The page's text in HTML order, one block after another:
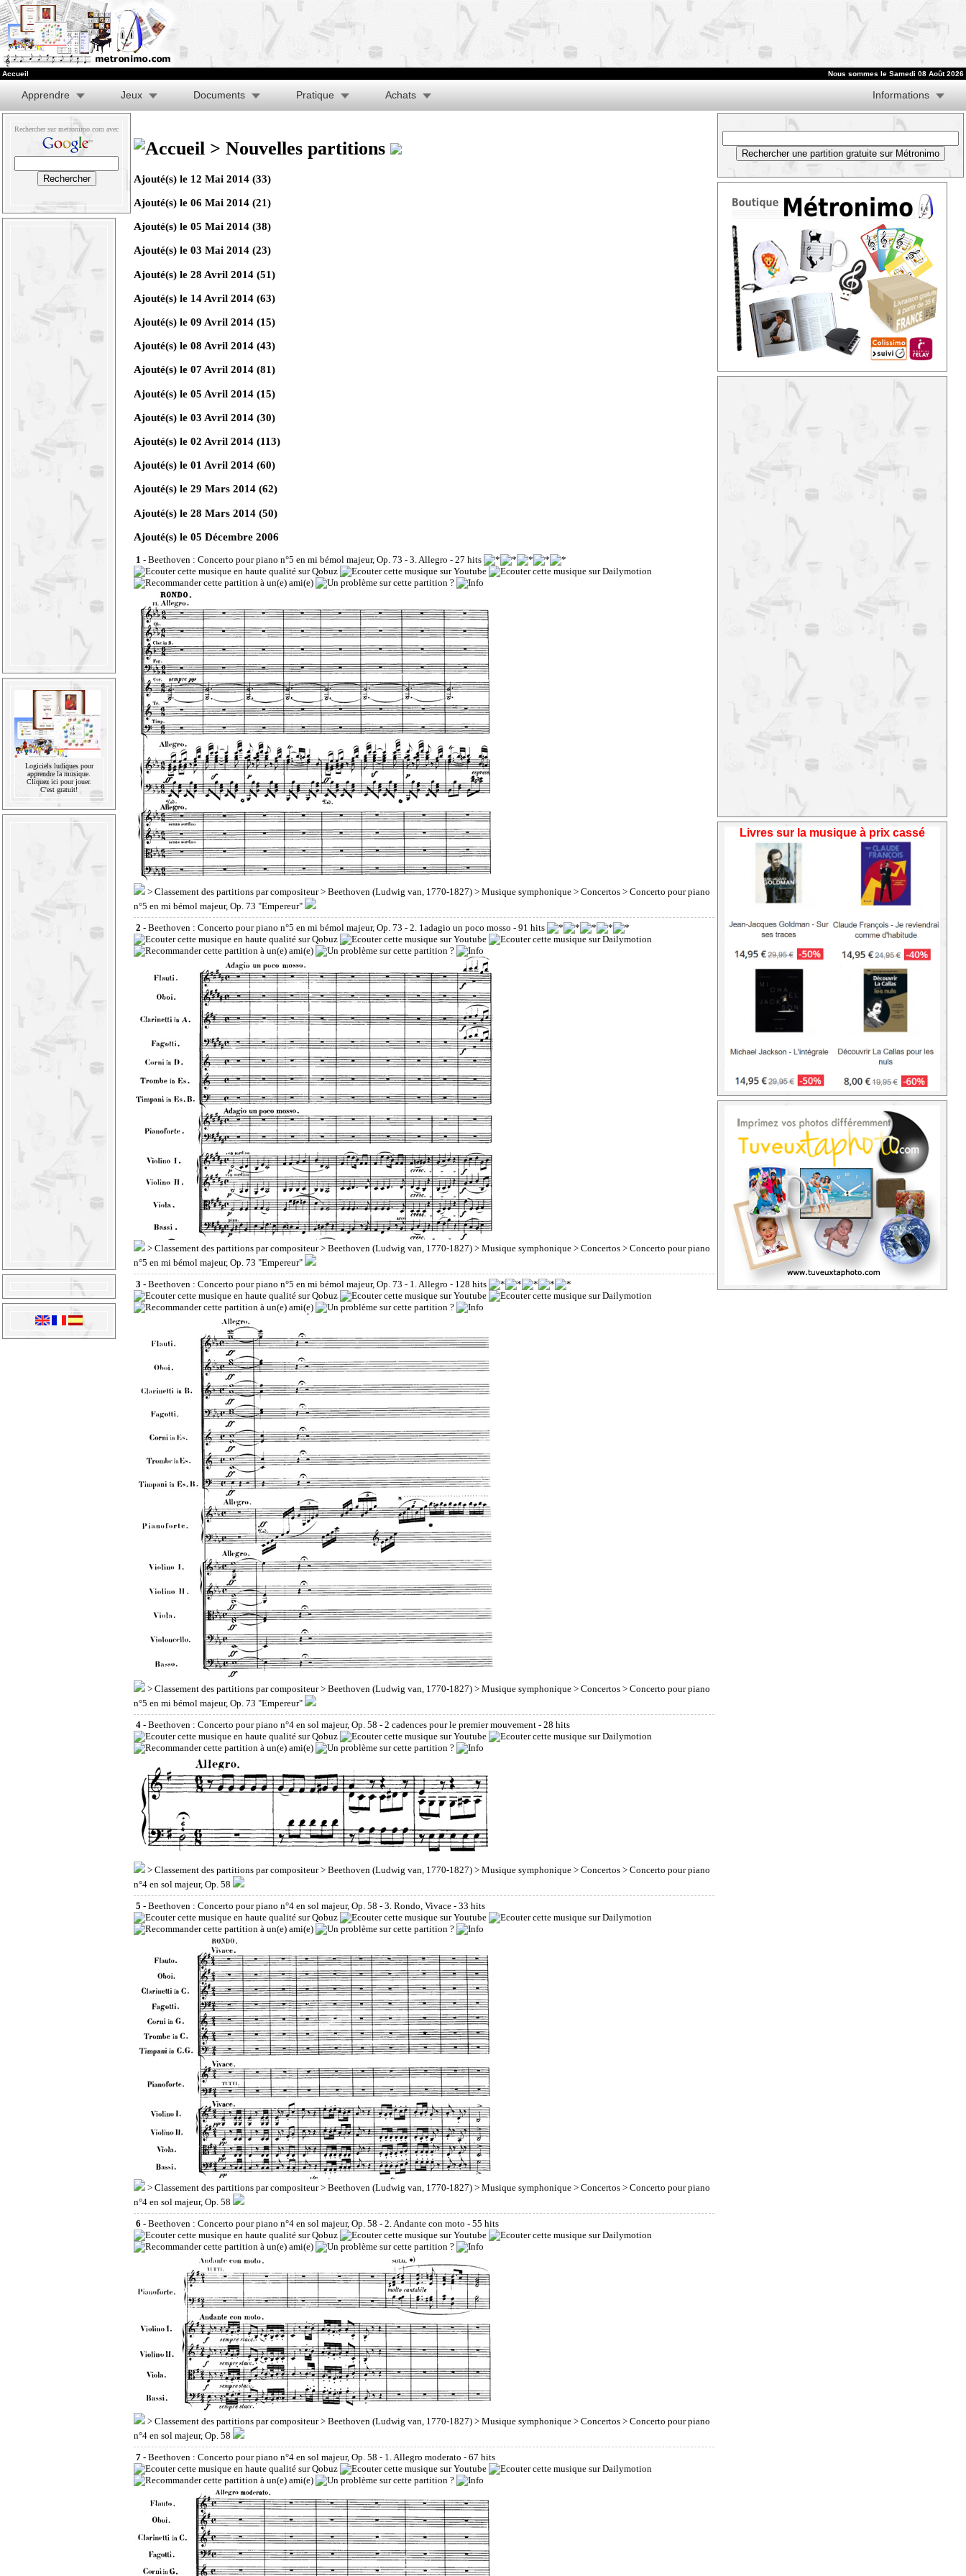
Accueil Nous sommes le Samedi 08 Août 2026
Apprendre Jeux Documents Pratique Achats Informations
Rechercher sur metronimo.com avec
Logiciels ludiques pour
apprendre la musique.
Cliquez ici pour jouer.
C'est gratuit!
> Nouvelles partitions
Ajouté(s) le 12 Mai 2014 (33)
Ajouté(s) le 06 Mai 2014 (21)
Ajouté(s) le 05 Mai 2014 (38)
Ajouté(s) le 03 Mai 2014 (23)
Ajouté(s) le 28 Avril 2014 (51)
Ajouté(s) le 14 Avril 2014 (63)
Ajouté(s) le 09 Avril 2014 (15)
Ajouté(s) le 08 Avril 2014 (43)
Ajouté(s) le 07 Avril 2014 (81)
Ajouté(s) le 05 Avril 2014 (15)
Ajouté(s) le 03 Avril 2014 (30)
Ajouté(s) le 02 Avril 2014 (113)
Ajouté(s) le 01 Avril 2014 (60)
Ajouté(s) le 29 Mars 2014 (62)
Ajouté(s) le 28 Mars 2014 (50)
Ajouté(s) le 05 Décembre 2006
1 - Beethoven : Concerto pour piano n°5 en mi bémol majeur, Op. 73 - 3. Allegro - 27 hits
> Classement des partitions par compositeur> Beethoven (Ludwig van, 1770-1827) > Musique symphonique > Concertos > Concerto pour piano
n°5 en mi bémol majeur, Op. 73 "Empereur"
2 - Beethoven : Concerto pour piano n°5 en mi bémol majeur, Op. 73 - 2. 1adagio un poco mosso - 91 hits
> Classement des partitions par compositeur> Beethoven (Ludwig van, 1770-1827) > Musique symphonique > Concertos > Concerto pour piano
n°5 en mi bémol majeur, Op. 73 "Empereur"
3 - Beethoven : Concerto pour piano n°5 en mi bémol majeur, Op. 73 - 1. Allegro - 128 hits
> Classement des partitions par compositeur> Beethoven (Ludwig van, 1770-1827) > Musique symphonique > Concertos > Concerto pour piano
n°5 en mi bémol majeur, Op. 73 "Empereur"
4 - Beethoven : Concerto pour piano n°4 en sol majeur, Op. 58 - 2 cadences pour le premier mouvement - 28 hits
> Classement des partitions par compositeur> Beethoven (Ludwig van, 1770-1827) > Musique symphonique > Concertos > Concerto pour piano
n°4 en sol majeur, Op. 58
5 - Beethoven : Concerto pour piano n°4 en sol majeur, Op. 58 - 3. Rondo, Vivace - 33 hits
> Classement des partitions par compositeur> Beethoven (Ludwig van, 1770-1827) > Musique symphonique > Concertos > Concerto pour piano
n°4 en sol majeur, Op. 58
6 - Beethoven : Concerto pour piano n°4 en sol majeur, Op. 58 - 2. Andante con moto - 55 hits
> Classement des partitions par compositeur> Beethoven (Ludwig van, 1770-1827) > Musique symphonique > Concertos > Concerto pour piano
n°4 en sol majeur, Op. 58
7 - Beethoven : Concerto pour piano n°4 en sol majeur, Op. 58 - 1. Allegro moderato - 67 hits
Livres sur la musique à prix cassé